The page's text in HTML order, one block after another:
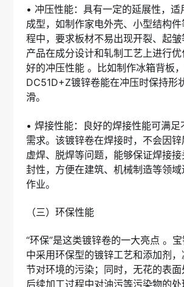
• 冲压性能：具有一定的延展性，适
成型，如制作家电外壳、小型结构
程中，要求板材不易出现开裂、起皱
产品在成分设计和轧制工艺上进行
好的冲压性能 。比如制作冰箱背板
DC51D+Z镀锌卷能在冲压时保持形
滑。
• 焊接性能：良好的焊接性能可满足
需求。该镀锌卷在焊接时，不会因
虚焊、脱焊等问题，能够保证焊接
封性，方便在建筑、机械制造等领
作业。
（三）环保性能
“环保”是这类镀锌卷的一大亮点 。
中采用环保型的镀锌工艺和添加剂
节对环境的污染；同时，无花的表面
后续加工过程中对油污等污染物的